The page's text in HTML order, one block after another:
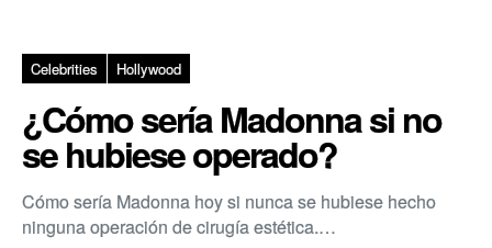
Celebrities Hollywood
¿Cómo sería Madonna si no
se hubiese operado?
Cómo sería Madonna hoy si nunca se hubiese hecho
ninguna operación de cirugía estética.…